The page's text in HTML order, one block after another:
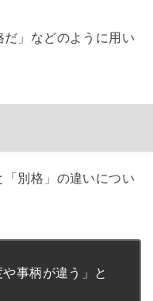
」などのように用い
別格」の違いについ
事柄が違う」と